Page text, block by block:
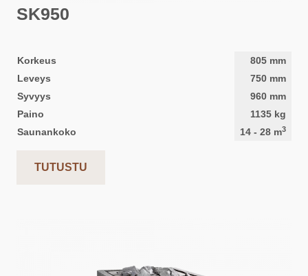
SK950
Korkeus 805 mm
Leveys
750 mm
Syvyys
960 mm
Paino
1135 kg
Saunankoko
14 - 28 m3
TUTUSTU